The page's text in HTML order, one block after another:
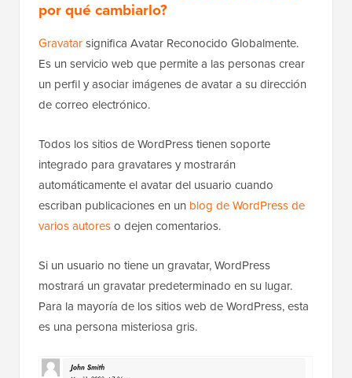
por qué cambiarlo?
Gravatarsignifica Avatar Reconocido Globalmente.
Es un servicio web que permite a las personas crear
un perfil y asociar imágenes de avatar a su dirección
de correo electrónico.
Todos los sitios de WordPress tienen soporte
integrado para gravatares y mostrarán
automáticamente el avatar del usuario cuando
escriban publicaciones en un blog de WordPress de
varios autoreso dejen comentarios.
Si un usuario no tiene un gravatar, WordPress
mostrará un gravatar predeterminado en su lugar.
Para la mayoría de los sitios web de WordPress, esta
es una persona misteriosa gris.